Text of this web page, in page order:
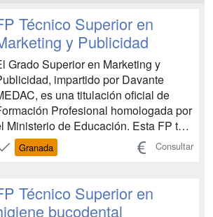
Técnico Superior en
y Publicidad
Grado Superior en Marketing y
impartido por Davante
es una titulación oficial de
Profesional homologada por
Ministerio de Educación. Esta FP te
proporciona las competencias
necesarias para planificar, organizar y
para dominar las herramientas
y digitales esenc...
Granada Consultar
Técnico Superior en
bucodental